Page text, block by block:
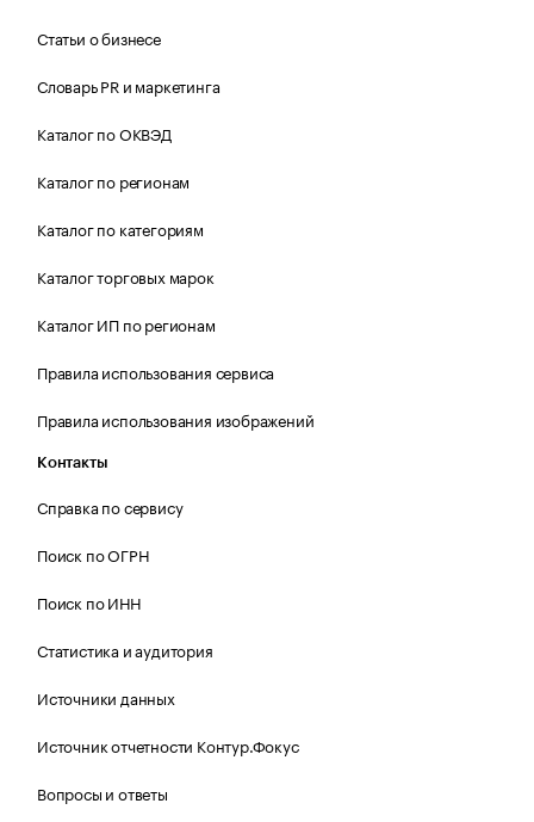
Статьи о бизнесе
Словарь PR и маркетинга
Каталог по ОКВЭД
Каталог по регионам
Каталог по категориям
Каталог торговых марок
Каталог ИП по регионам
Правила использования сервиса
Правила использования изображений
Контакты
Справка по сервису
Поиск по ОГРН
Поиск по ИНН
Статистика и аудитория
Источники данных
Источник отчетности Контур.Фокус
Вопросы и ответы